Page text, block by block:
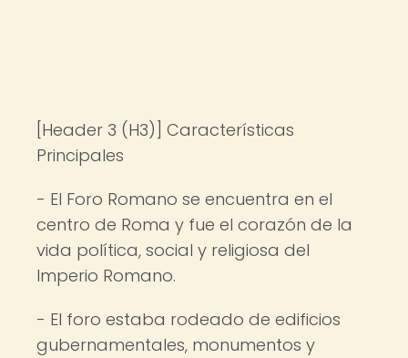
[Header 3 (H3)] Características
Principales
- El Foro Romano se encuentra en el
centro de Roma y fue el corazón de la
vida política, social y religiosa del
Imperio Romano.
- El foro estaba rodeado de edificios
gubernamentales, monumentos y